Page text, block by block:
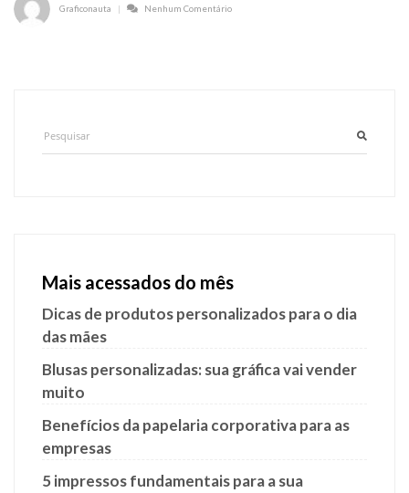
Graficonauta Nenhum Comentário
Mais acessados do mês
Dicas de produtos personalizados para o dia
das mães
Blusas personalizadas: sua gráfica vai vender
muito
Benefícios da papelaria corporativa para as
empresas
5 impressos fundamentais para a sua